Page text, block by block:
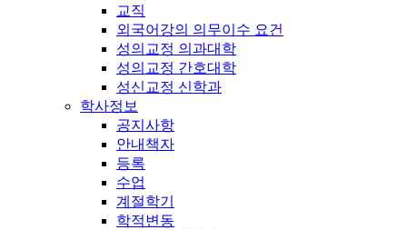
교직
외국어강의 의무이수 요건
성의교정 의과대학
성의교정 간호대학
성신교정 신학과
학사정보
공지사항
안내책자
등록
수업
계절학기
학적변동